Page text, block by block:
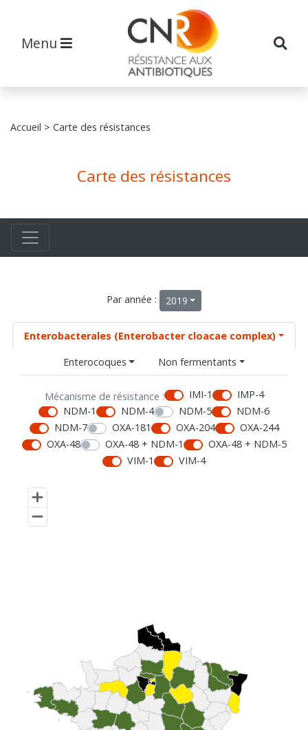
Menu
Accueil > Carte des résistances
Carte des résistances
Par année : 2019
Enterobacterales (Enterobacter cloacae complex)
Enterocoques
Non fermentants
Mécanisme de résistance : IMI-1
IMP-4
NDM-1
NDM-4 NDM-5
NDM-6
NDM-7
OXA-181 OXA-204
OXA-244
OXA-48
OXA-48 + NDM-1
OXA-48 + NDM-5
VIM-1
VIM-4